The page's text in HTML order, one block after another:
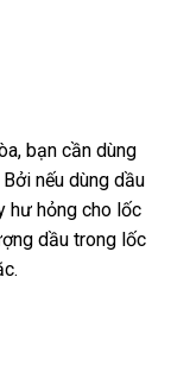
bạn cần dùng
nếu dùng dầu
hư hỏng cho lốc
dầu trong lốc